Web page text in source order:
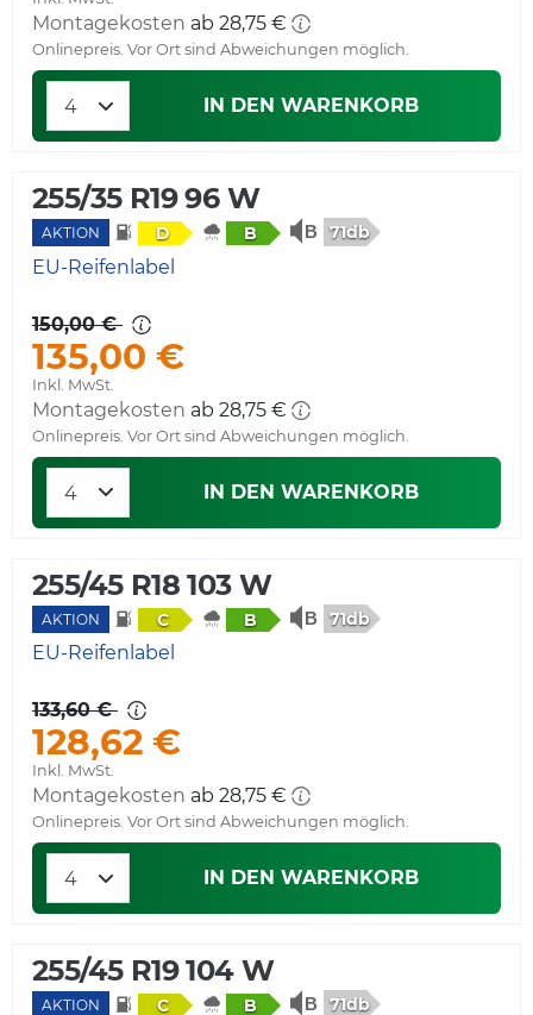
Montagekosten ab 28,75 €
Onlinepreis. Vor Ort sind Abweichungen möglich.
IN DEN WARENKORB
255/35 R19 96 W
AKTION D B 71db
EU-Reifenlabel
150,00 €
135,00 €
Inkl. MwSt.
Montagekosten ab 28,75 €
Onlinepreis. Vor Ort sind Abweichungen möglich.
IN DEN WARENKORB
255/45 R18 103 W
AKTION C B 71db
EU-Reifenlabel
133,60 €
128,62 €
Inkl. MwSt.
Montagekosten ab 28,75 €
Onlinepreis. Vor Ort sind Abweichungen möglich.
IN DEN WARENKORB
255/45 R19 104 W
AKTION C B 71db